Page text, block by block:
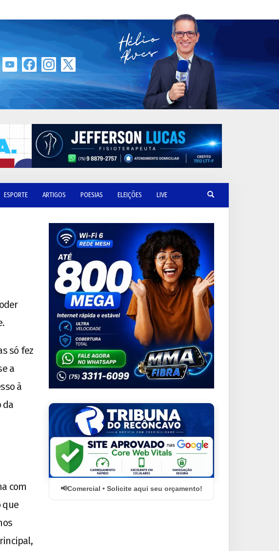
ESPORTE ARTIGOS POESIAS ELEIÇÕES LIVE
só fez
a
à
da
com
que
Comercial • Solicite aqui seu orçamento!